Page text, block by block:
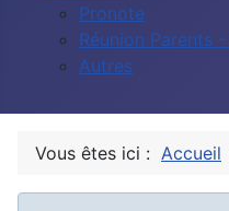
Pronote
Réunion Parents
Autres
Vous êtes ici : Accueil